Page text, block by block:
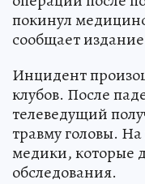
покинул
сообщает
Инцидент
клубов. После
телеведущий
травму головы.
медики, которые
обследования.